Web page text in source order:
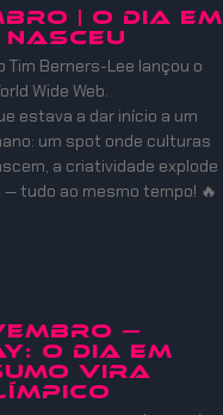
| O DIA EM
NASCEU
Tim Berners-Lee lançou o
Wide Web.
estava a dar início a um
um spot onde culturas
a criatividade explode
tudo ao mesmo tempo! 🔥
—
O Dia em
Vira